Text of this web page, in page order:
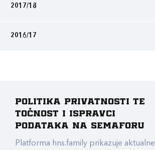
2017/18
2016/17
Politika privatnosti te
točnost i ispravci
podataka na Semaforu
Platforma hns.family prikazuje aktualne